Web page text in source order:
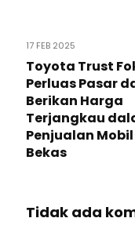
17 FEB 2025
Toyota Trust
Perluas Pasar
Berikan Harga
Terjangkau
Penjualan Mobil
Bekas
Tidak ada